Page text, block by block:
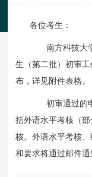
各位考生：
南方科技大学
生（第二批）初审
布，详见附件表格。
初审通过的申
括外语水平考核（
核。外语水平考核
和要求将通过邮件通